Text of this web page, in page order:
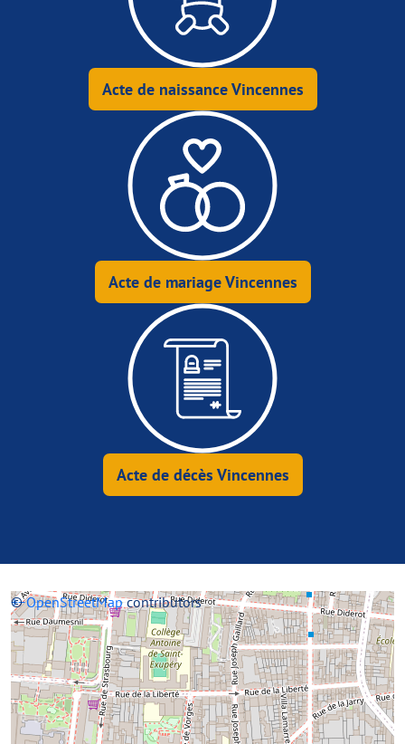
Acte de naissance Vincennes
Acte de mariage Vincennes
Acte de décès Vincennes
+−
©OpenStreetMapcontributors